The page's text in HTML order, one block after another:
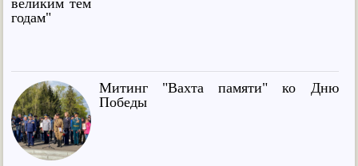
Митинг "Вахта памяти" ко Дню
Победы